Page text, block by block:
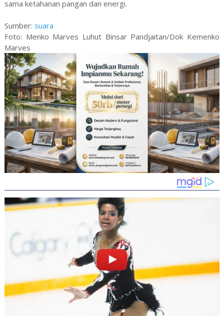
sama ketahanan pangan dan energi.
Sumber: suara
Foto: Menko Marves Luhut Binsar Pandjaitan/Dok Kemenko
Marves